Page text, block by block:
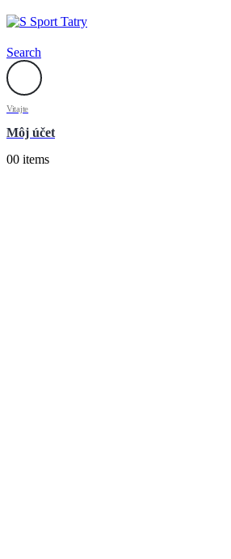
Search
Vitajte
Môj účet
00 items